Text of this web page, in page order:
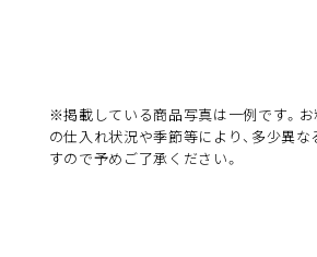
※掲載している商品写真は一例です。
の仕入れ状況や季節等により、多少異
すので予めご了承ください。